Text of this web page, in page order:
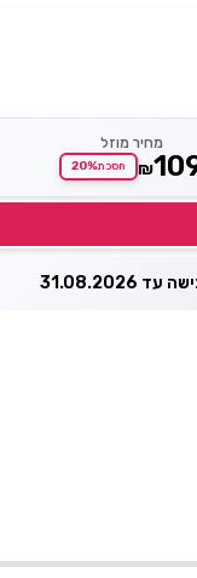
מחיר מוזל
₪ חסכת20%
31.08.2026